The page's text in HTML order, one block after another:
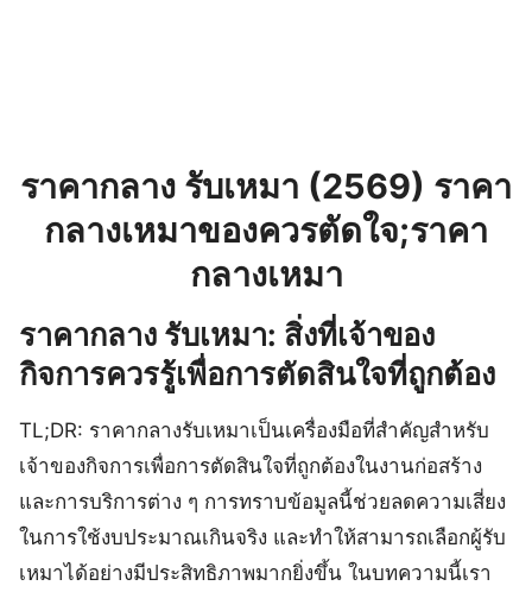
ราคากลาง รับเหมา (2569) ราคา
กลางเหมาของควรตัดใจ;ราคา
กลางเหมา
ราคากลาง รับเหมา: สิ่งที่เจ้าของ
กิจการควรรู้เพื่อการตัดสินใจที่ถูกต้อง
TL;DR: ราคากลางรับเหมาเป็นเครื่องมือที่สำคัญสำหรับ
เจ้าของกิจการเพื่อการตัดสินใจที่ถูกต้องในงานก่อสร้าง
และการบริการต่าง ๆ การทราบข้อมูลนี้ช่วยลดความเสี่ยง
ในการใช้งบประมาณเกินจริง และทำให้สามารถเลือกผู้รับ
เหมาได้อย่างมีประสิทธิภาพมากยิ่งขึ้น ในบทความนี้เรา